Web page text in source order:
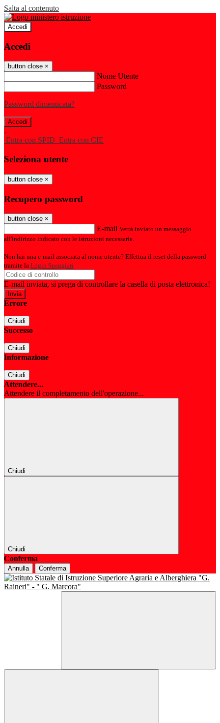
Salta al contenuto
Accedi
Accedi
button close ×
Nome Utente
Password
Password dimenticata?
-
Entra con SPID Entra con CIE
Seleziona utente
button close ×
Recupero password
button close ×
E-mail Verrà inviato un messaggio
all'indirizzo indicato con le istruzioni necessarie.
Non hai una e-mail associata al nome utente? Effettua il reset della password
tramite la Login Spaggiari
E-mail inviata, si prega di controllare la casella di posta elettronica!
Errore
Chiudi
Successo
Chiudi
Informazione
Chiudi
Attendere...
Attendere il completamento dell'operazione...
Chiudi
Chiudi
Conferma
Annulla Conferma